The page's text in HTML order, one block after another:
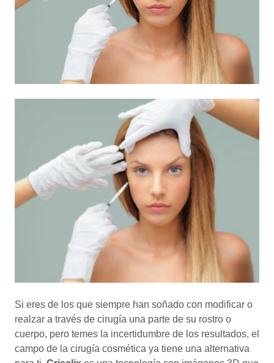
Si eres de los que siempre han soñado con modificar o
realzar a través de cirugía una parte de su rostro o
cuerpo, pero temes la incertidumbre de los resultados, el
campo de la cirugía cosmética ya tiene una alternativa